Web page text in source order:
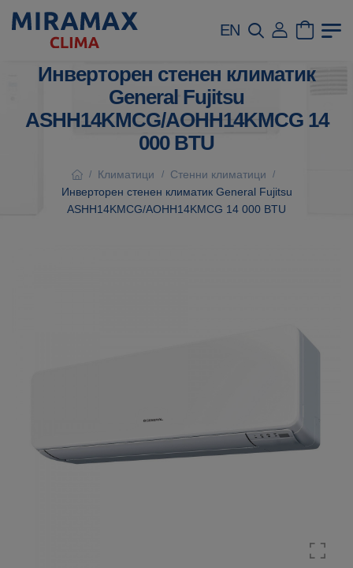
EN
Инверторен стенен климатик
General Fujitsu
ASHH14KMCG/AOHH14KMCG 14
000 BTU
/ Климатици / Стенни климатици /
Инверторен стенен климатик General Fujitsu
ASHH14KMCG/AOHH14KMCG 14 000 BTU